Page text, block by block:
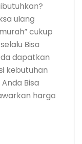
ulang
cukup
Bisa
dapatkan
kebutuhan
Bisa
harga